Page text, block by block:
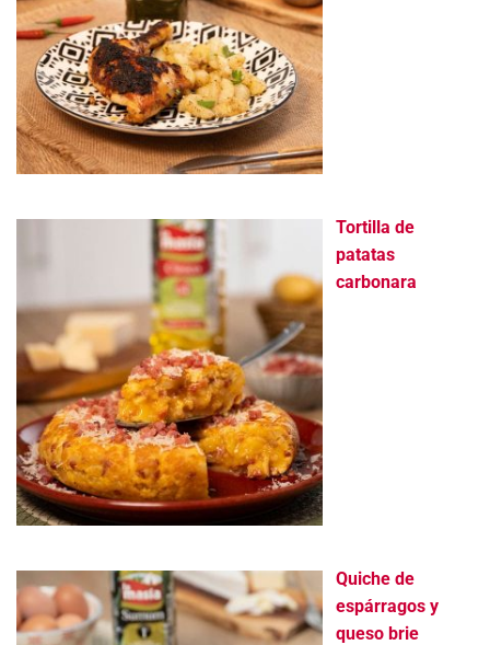
Tortilla de
patatas
carbonara
Quiche de
espárragos y
queso brie